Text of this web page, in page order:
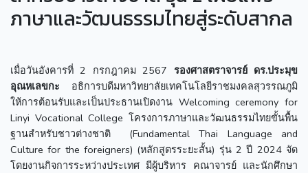
ภาษาและวัฒนธรรมไทยสู่ระดับสากล
เมื่อวันอังคารที่ 2 กรกฎาคม 2567 รองศาสตราจารย์ ดร.ประมุข
อุณหเลขกะ อธิการบดีมหาวิทยาลัยเทคโนโลยีราชมงคลสุวรรณภูมิ
ให้การต้อนรับและเป็นประธานเปิดงาน Welcoming ceremony for
Linyi Vocational College โครงการภาษาและวัฒนธรรมไทยขั้นพื้น
ฐานสำหรับชาวต่างชาติ (Fundamental Thai Language and
Culture for the foreigners) (หลักสูตรระยะสั้น) รุ่น 2 ปี 2024 จัด
โดยงานกิจการระหว่างประเทศ มีผู้บริหาร คณาจารย์ และนักศึกษา